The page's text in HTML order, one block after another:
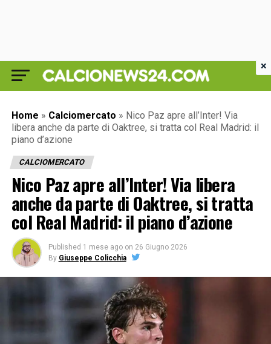
Home » Calciomercato » Nico Paz apre all’Inter! Via
libera anche da parte di Oaktree, si tratta col Real Madrid: il
piano d’azione
CALCIOMERCATO
Nico Paz apre all’Inter! Via libera
anche da parte di Oaktree, si tratta
col Real Madrid: il piano d’azione
Published 1 mese ago on 26 Giugno 2026
By Giuseppe Colicchia
×